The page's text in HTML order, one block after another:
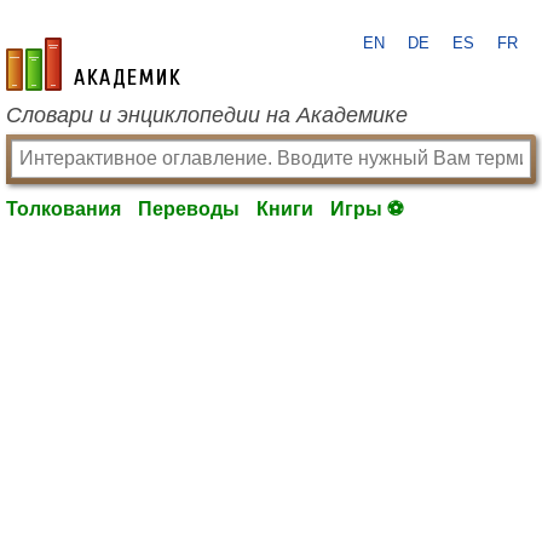
academic.ru
EN DE ES FR
Словари и энциклопедии на Академике
Толкования Переводы Книги Игры ⚽